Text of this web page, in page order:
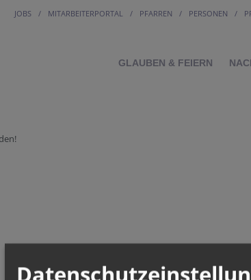
JOBS MITARBEITERPORTAL PFARREN PERSONEN
GLAUBEN & FEIERN